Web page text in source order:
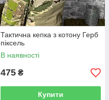
Тактична кепка з котону Герб
піксель
В наявності
475 ₴
Купити